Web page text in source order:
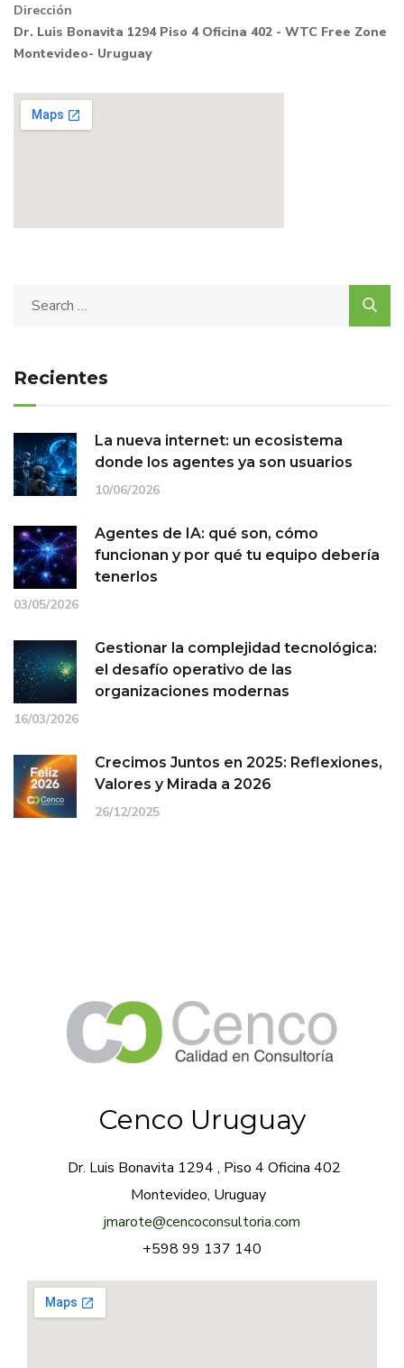
Dirección
Dr. Luis Bonavita 1294 Piso 4 Oficina 402 - WTC Free Zone
Montevideo- Uruguay
Recientes
La nueva internet: un ecosistema
donde los agentes ya son usuarios
10/06/2026
Agentes de IA: qué son, cómo
funcionan y por qué tu equipo debería
tenerlos
03/05/2026
Gestionar la complejidad tecnológica:
el desafío operativo de las
organizaciones modernas
16/03/2026
Crecimos Juntos en 2025: Reflexiones,
Valores y Mirada a 2026
26/12/2025
Cenco Uruguay
Dr. Luis Bonavita 1294 , Piso 4 Oficina 402
Montevideo, Uruguay
jmarote@cencoconsultoria.com
+598 99 137 140